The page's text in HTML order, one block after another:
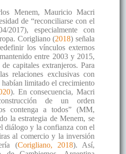
Menem, Mauricio Macri
de “reconciliarse con el
2017), especialmente con
Corigliano (2018) señala
los vínculos externos
entre 2003 y 2015,
capitales extranjeros. Para
relaciones exclusivas con
limitado el crecimiento
). En consecuencia, Macri
de un orden
contenga a todos” (MM,
la estrategia de Menem, se
diálogo y la confianza con el
al comercio y la inversión
(Corigliano, 2018). Así,